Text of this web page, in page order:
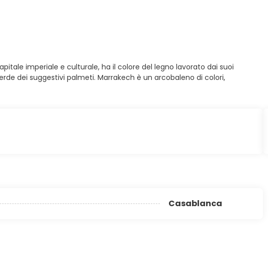
imperiale e culturale, ha il colore del legno lavorato dai suoi
dei suggestivi palmeti. Marrakech è un arcobaleno di colori,
Casablanca